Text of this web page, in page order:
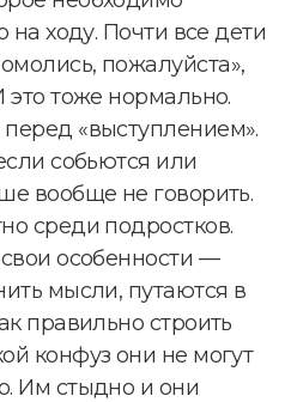
на ходу. Почти все дети
пожалуйста»,
это тоже нормально.
«выступлением».
собьются или
вообще не говорить.
среди подростков.
особенности —
мысли, путаются в
правильно строить
конфуз они не могут
Им стыдно и они